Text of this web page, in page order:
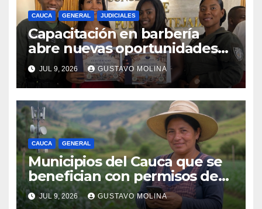
CAUCA GENERAL JUDICIALES
Capacitación en barbería
abre nuevas oportunidades
para los jóvenes de Puerto
Tejada, Cauca
JUL 9, 2026 GUSTAVO MOLINA
CAUCA GENERAL
Municipios del Cauca que se
benefician con permisos de
uso de la banda de 900 MHz.
para conectividad digital
JUL 9, 2026 GUSTAVO MOLINA